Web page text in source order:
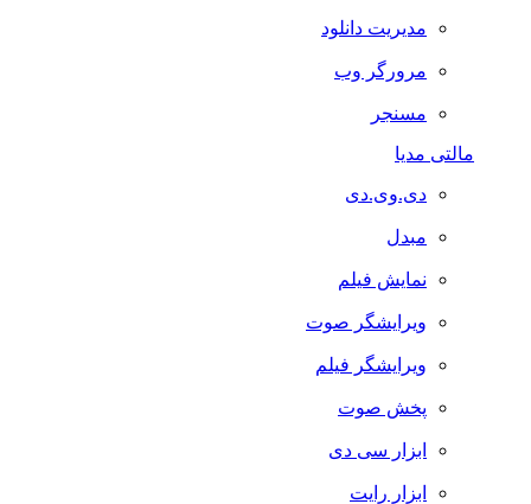
مدیریت دانلود
مرورگر وب
مسنجر
مالتی مدیا
دی.وی.دی
مبدل
نمایش فیلم
ویرایشگر صوت
ویرایشگر فیلم
پخش صوت
ابزار سی دی
ابزار رایت